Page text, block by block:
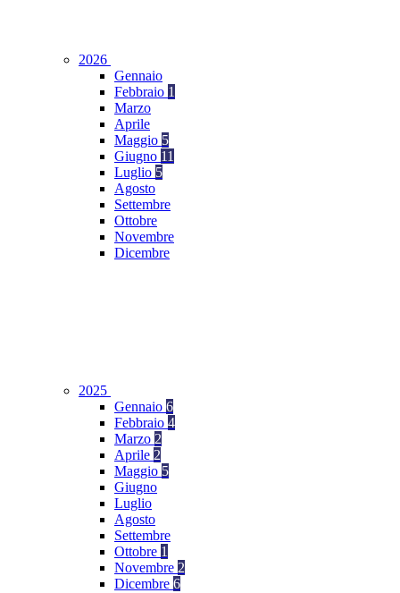
2026
Gennaio
Febbraio 1
Marzo
Aprile
Maggio 5
Giugno 11
Luglio 5
Agosto
Settembre
Ottobre
Novembre
Dicembre
2025
Gennaio 6
Febbraio 4
Marzo 2
Aprile 2
Maggio 5
Giugno
Luglio
Agosto
Settembre
Ottobre 1
Novembre 2
Dicembre 6